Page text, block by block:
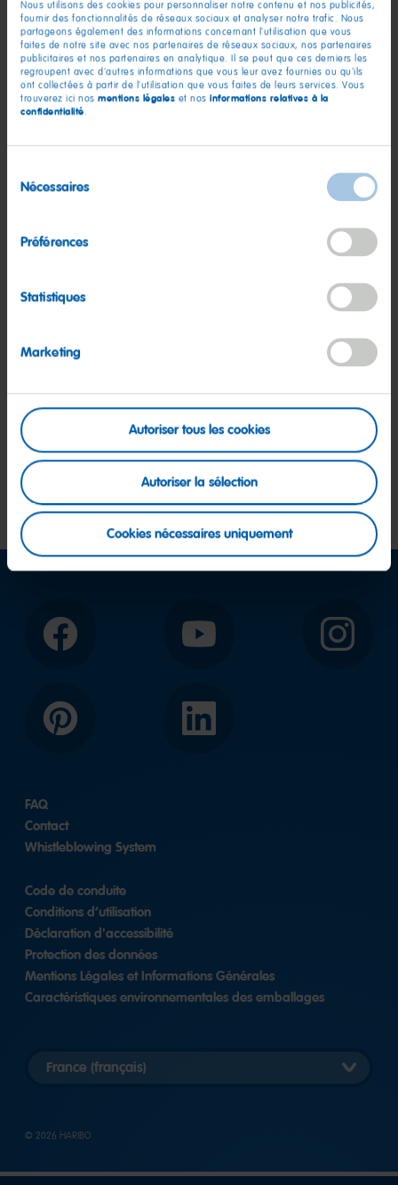
Nous utilisons des cookies pour personnaliser notre contenu et nos publicités,
fournir des fonctionnalités de réseaux sociaux et analyser notre trafic. Nous
partageons également des informations concernant l'utilisation que vous
faites de notre site avec nos partenaires de réseaux sociaux, nos partenaires
publicitaires et nos partenaires en analytique. Il se peut que ces derniers les
regroupent avec d'autres informations que vous leur avez fournies ou qu'ils
ont collectées à partir de l'utilisation que vous faites de leurs services. Vous
trouverez ici nos mentions légales et nos informations relatives à la
confidentialité.
duNécessaires
Préférences
Statistiques
Marketing
Autoriser tous les cookies
Autoriser la sélection
Cookies nécessaires uniquement
Réclamation suite à l'achat d'un
produits sur notre boutique en ligne
Les usines HARIBO peuvent elles se
visiter ?
produits
Autre demande
Informations sur vos données
Quelles mesures sont prises par
Haribo en réponse à la guerre contre
l'Ukraine ?
Facebook YouTube Instagram
Pinterest LinkedIn
FAQ
Contact
Whistleblowing System
Code de conduite
Conditions d’utilisation
Déclaration d'accessibilité
Protection des données
Mentions Légales et Informations Générales
Caractéristiques environnementales des emballages
auswählen
© 2026 HARIBO